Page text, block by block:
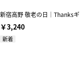
新宿高野 敬老の日｜Thanks
￥3,240
新着